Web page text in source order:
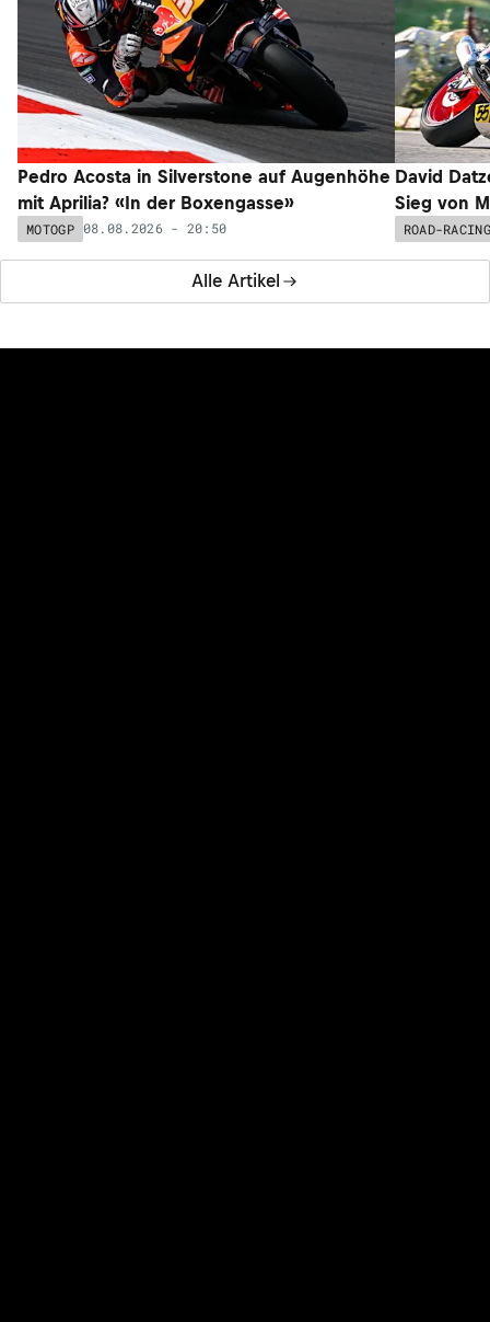
Alle Artikel
Pedro Acosta in Silverstone auf Augenhöhe
mit Aprilia? «In der Boxengasse»
MOTOGP 08.08.2026 - 20:50
David
Sieg von
ROAD-RACING